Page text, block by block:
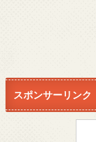
スポンサーリンク